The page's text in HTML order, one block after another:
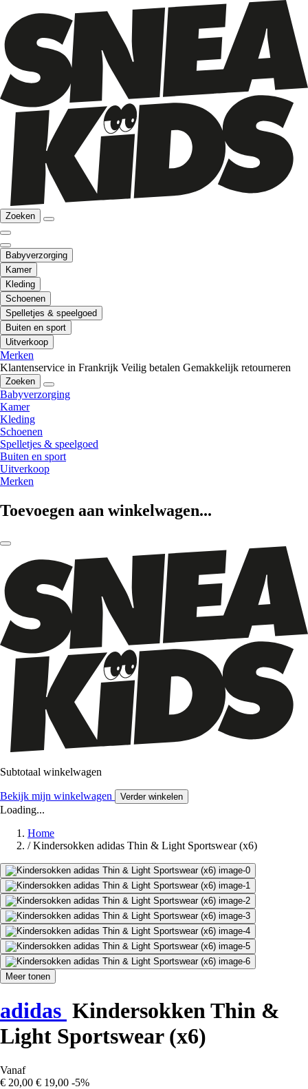
Zoeken
Babyverzorging
Kamer
Kleding
Schoenen
Spelletjes & speelgoed
Buiten en sport
Uitverkoop
Merken
Klantenservice in Frankrijk Veilig betalen Gemakkelijk retourneren
Zoeken
Babyverzorging
Kamer
Kleding
Schoenen
Spelletjes & speelgoed
Buiten en sport
Uitverkoop
Merken
Toevoegen aan winkelwagen...
Subtotaal winkelwagen
Bekijk mijn winkelwagen Verder winkelen
Loading...
Home
/ Kindersokken adidas Thin & Light Sportswear (x6)
Meer tonen
adidas Kindersokken Thin &
Light Sportswear (x6)
Vanaf
€ 20,00 € 19,00 -5%